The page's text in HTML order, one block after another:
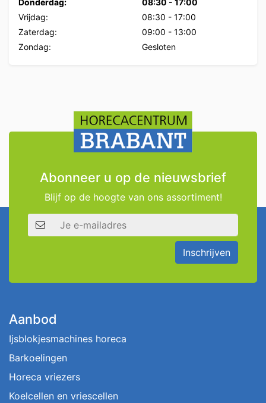
Donderdag:
08:30 - 17:00
Vrijdag:
08:30 - 17:00
Zaterdag:
09:00 - 13:00
Zondag:
Gesloten
Abonneer u op de nieuwsbrief
Blijf op de hoogte van ons assortiment!
E-mailadres
Inschrijven
Aanbod
Ijsblokjesmachines horeca
Barkoelingen
Horeca vriezers
Koelcellen en vriescellen